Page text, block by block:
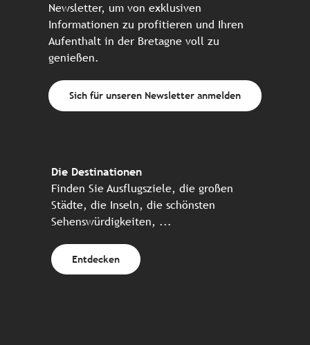
Newsletter, um von exklusiven
Informationen zu profitieren und Ihren
Aufenthalt in der Bretagne voll zu
genießen.
Sich für unseren Newsletter anmelden
Die Destinationen
Finden Sie Ausflugsziele, die großen
Städte, die Inseln, die schönsten
Sehenswürdigkeiten, ...
Entdecken